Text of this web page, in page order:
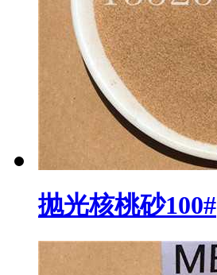
抛光核桃砂100#